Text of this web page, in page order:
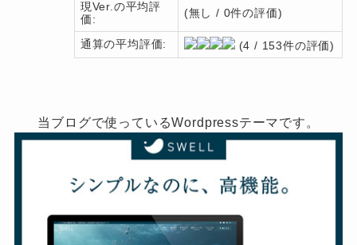
現Ver.の平均評
価:
(無し / 0件の評価)
通算の平均評価: (4 / 153件の評価)
当ブログで使っているWordpressテーマです。